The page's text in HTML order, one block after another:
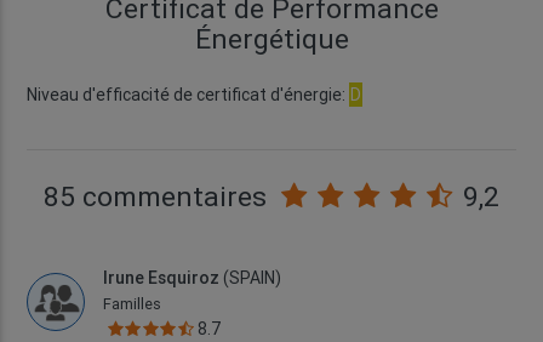
Certificat de Performance
Énergétique
Niveau d'efficacité de certificat d'énergie: D
85 commentaires 9,2
Irune Esquiroz (SPAIN)
Familles
8.7